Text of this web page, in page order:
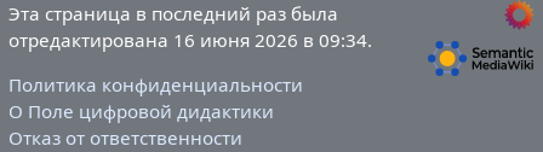
Эта страница в последний раз была
отредактирована 16 июня 2026 в 09:34.
Политика конфиденциальности
О Поле цифровой дидактики
Отказ от ответственности